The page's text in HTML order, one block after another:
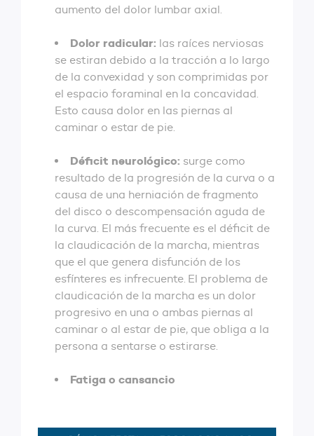
aumento del dolor lumbar axial.
Dolor radicular: las raíces nerviosas
se estiran debido a la tracción a lo largo
de la convexidad y son comprimidas por
el espacio foraminal en la concavidad.
Esto causa dolor en las piernas al
caminar o estar de pie.
Déficit neurológico: surge como
resultado de la progresión de la curva o a
causa de una herniación de fragmento
del disco o descompensación aguda de
la curva. El más frecuente es el déficit de
la claudicación de la marcha, mientras
que el que genera disfunción de los
esfínteres es infrecuente. El problema de
claudicación de la marcha es un dolor
progresivo en una o ambas piernas al
caminar o al estar de pie, que obliga a la
persona a sentarse o estirarse.
Fatiga o cansancio